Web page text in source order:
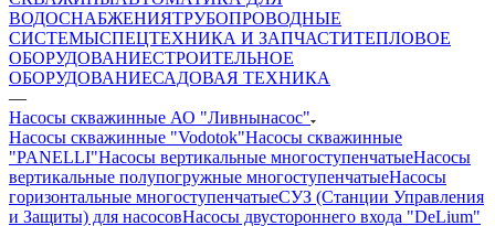
ВОДОСНАБЖЕНИЯТРУБОПРОВОДНЫЕ
СИСТЕМЫСПЕЦТЕХНИКА И ЗАПЧАСТИТЕПЛОВОЕ
ОБОРУДОВАНИЕСТРОИТЕЛЬНОЕ
ОБОРУДОВАНИЕСАДОВАЯ ТЕХНИКА
—
Насосы скважинные АО "Ливнынасос"
Насосы скважинные "Vodotok"Насосы скважинные
"PANELLI"Насосы вертикальные многоступенчатыеНасосы
вертикальные полупогружные многоступенчатыеНасосы
горизонтальные многоступенчатыеСУЗ (Станции Управления
и Защиты) для насосовНасосы двустороннего входа "DeLium"